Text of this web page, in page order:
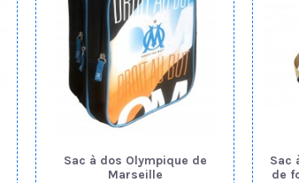
Sac à dos Olympique de
Marseille
Sac
de